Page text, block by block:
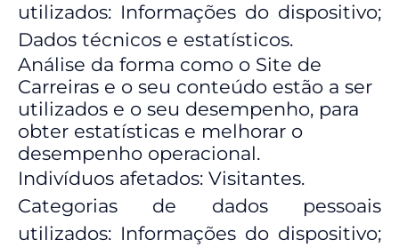
utilizados: Informações do dispositivo;
Dados técnicos e estatísticos.
Análise da forma como o Site de
Carreiras e o seu conteúdo estão a ser
utilizados e o seu desempenho, para
obter estatísticas e melhorar o
desempenho operacional.
Indivíduos afetados: Visitantes.
Categorias de dados pessoais
utilizados: Informações do dispositivo;